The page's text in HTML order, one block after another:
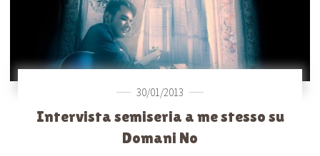
30/01/2013
Intervista semiseria a me stesso su
Domani No